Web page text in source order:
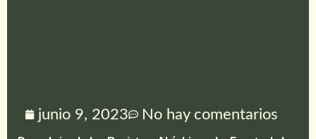
junio 9, 2023 No hay comentarios